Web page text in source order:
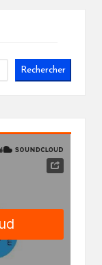
Rechercher